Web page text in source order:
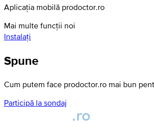
Aplicația mobilă prodoctor.ro
Mai multe funcții noi
Instalați
Spune
Cum putem face prodoctor.ro mai bun
Participă la sondaj